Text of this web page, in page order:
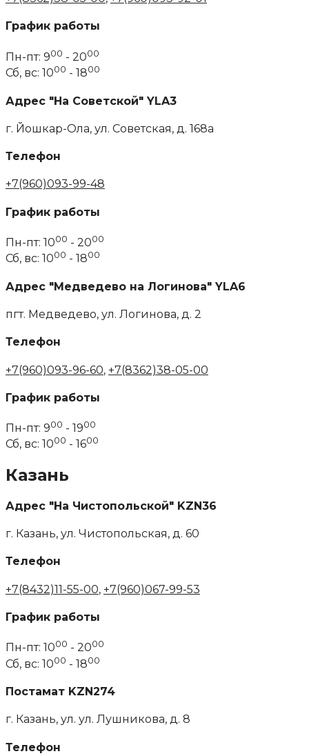
График работы
Пн-пт: 900 - 2000
Сб, вс: 1000 - 1800
Адрес "На Советской" YLA3
г. Йошкар-Ола, ул. Советская, д. 168а
Телефон
+7(960)093-99-48
График работы
Пн-пт: 1000 - 2000
Сб, вс: 1000 - 1800
Адрес "Медведево на Логинова" YLA6
пгт. Медведево, ул. Логинова, д. 2
Телефон
+7(960)093-96-60, +7(8362)38-05-00
График работы
Пн-пт: 900 - 1900
Сб, вс: 1000 - 1600
Казань
Адрес "На Чистопольской" KZN36
г. Казань, ул. Чистопольская, д. 60
Телефон
+7(8432)11-55-00, +7(960)067-99-53
График работы
Пн-пт: 1000 - 2000
Сб, вс: 1000 - 1800
Постамат KZN274
г. Казань, ул. ул. Лушникова, д. 8
Телефон